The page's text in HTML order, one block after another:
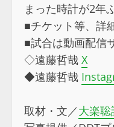
まった時計が2年
■チケット等、詳
■試合は動画配信
◇遠藤哲哉 X
◆遠藤哲哉
取材・文／大楽聡